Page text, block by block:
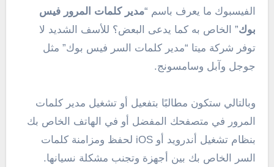
الفيسبوك ما يعرف باسم “مدير كلمات المرور فيس
بوك” الخاص به كما يدعى البعض؟ للأسف الشديد لا
توفر شركة ميتا “مدير كلمات السر فيس بوك” مثل
جوجل وآبل وسامسونج.
وبالتالي ستكون مطالبًا بتفعيل أو تشغيل مدير كلمات
المرور في متصفحك المفضل أو في الهاتف الخاص بك
بنظام تشغيل أندرويد أو iOS لحفظ ومزامنة كلمات
السر الخاص بك بين أجهزة وتجنب مشكلة نسيانها.